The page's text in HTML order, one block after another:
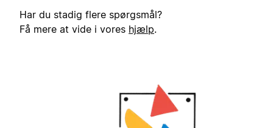
Har du stadig flere spørgsmål?
Få mere at vide i vores hjælp.